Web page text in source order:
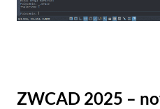
ZWCAD 2025 –